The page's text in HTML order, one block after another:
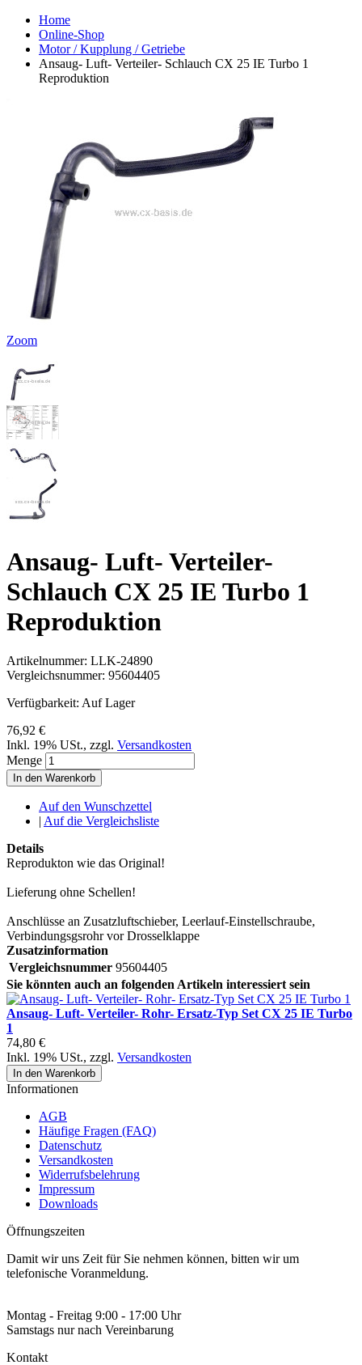
Home
Online-Shop
Motor / Kupplung / Getriebe
Ansaug- Luft- Verteiler- Schlauch CX 25 IE Turbo 1
Reproduktion
Zoom
Ansaug- Luft- Verteiler-
Schlauch CX 25 IE Turbo 1
Reproduktion
Artikelnummer: LLK-24890
Vergleichsnummer: 95604405
Verfügbarkeit: Auf Lager
76,92 €
Inkl. 19% USt., zzgl. Versandkosten
Menge
In den Warenkorb
Auf den Wunschzettel
| Auf die Vergleichsliste
Details
Reprodukton wie das Original!
Lieferung ohne Schellen!
Anschlüsse an Zusatzluftschieber, Leerlauf-Einstellschraube,
Verbindungsgsrohr vor Drosselklappe
Zusatzinformation
Vergleichsnummer 95604405
Sie könnten auch an folgenden Artikeln interessiert sein
Ansaug- Luft- Verteiler- Rohr- Ersatz-Typ Set CX 25 IE Turbo
1
74,80 €
Inkl. 19% USt., zzgl. Versandkosten
In den Warenkorb
Informationen
AGB
Häufige Fragen (FAQ)
Datenschutz
Versandkosten
Widerrufsbelehrung
Impressum
Downloads
Öffnungszeiten
Damit wir uns Zeit für Sie nehmen können, bitten wir um
telefonische Voranmeldung.
Montag - Freitag 9:00 - 17:00 Uhr
Samstags nur nach Vereinbarung
Kontakt